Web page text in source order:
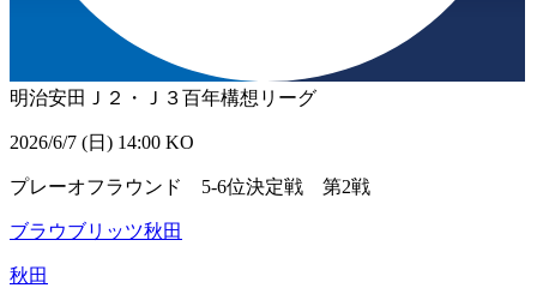
明治安田Ｊ２・Ｊ３百年構想リーグ
2026/6/7 (日) 14:00 KO
プレーオフラウンド 5-6位決定戦 第2戦
ブラウブリッツ秋田
秋田